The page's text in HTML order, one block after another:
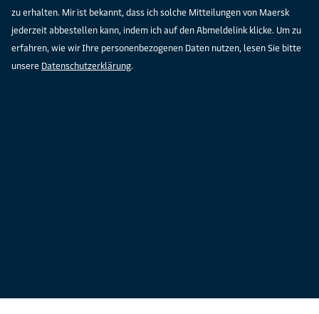
zu erhalten. Mir ist bekannt, dass ich solche Mitteilungen von Maersk
jederzeit abbestellen kann, indem ich auf den Abmeldelink klicke. Um zu
erfahren, wie wir Ihre personenbezogenen Daten nutzen, lesen Sie bitte
unsere Datenschutzerklärung.